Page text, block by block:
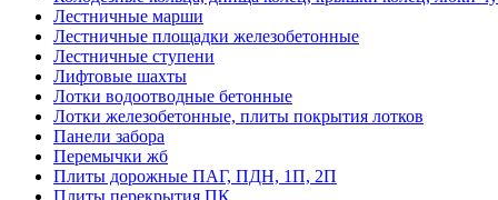
Лестничные марши
Лестничные площадки железобетонные
Лестничные ступени
Лифтовые шахты
Лотки водоотводные бетонные
Лотки железобетонные, плиты покрытия лотков
Панели забора
Перемычки жб
Плиты дорожные ПАГ, ПДН, 1П, 2П